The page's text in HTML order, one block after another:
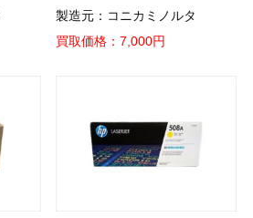
製造元：コニカミノルタ
買取価格：7,000円